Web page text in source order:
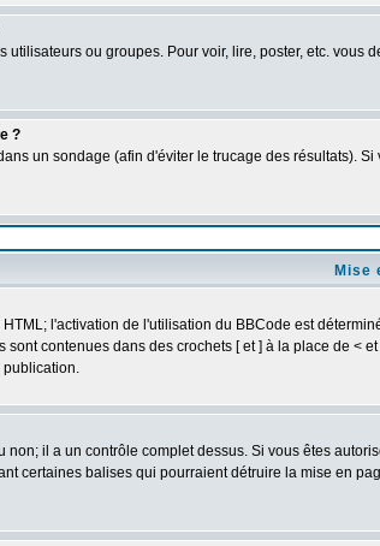
utilisateurs ou groupes. Pour voir, lire, poster, etc.
?
un sondage (afin d'éviter le trucage des résultats).
Mise
l'activation de l'utilisation du BBCode est
contenues dans des crochets [ et ] à la place de
publication.
il a un contrôle complet dessus. Si vous êtes
certaines balises qui pourraient détruire la mise en